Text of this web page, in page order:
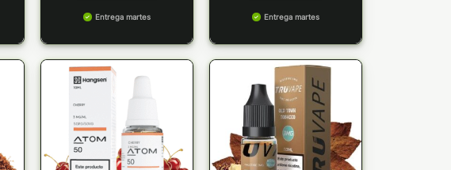
Entrega martes Entrega martes